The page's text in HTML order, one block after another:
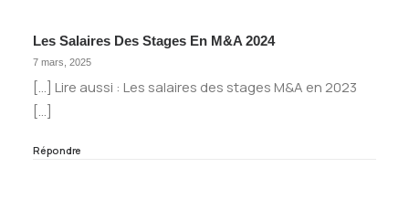
Les Salaires Des Stages En M&A 2024
7 mars, 2025
[…] Lire aussi : Les salaires des stages M&A en 2023
[…]
Répondre